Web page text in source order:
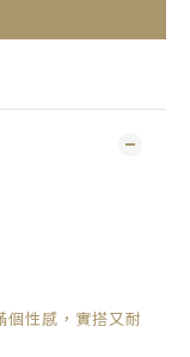
性感， 實搭又耐